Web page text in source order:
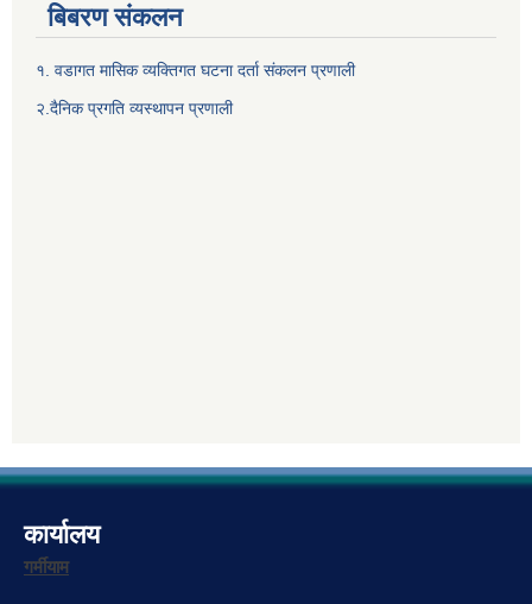
बिबरण संकलन
१. वडागत मासिक व्यक्तिगत घटना दर्ता संकलन प्रणाली
२.दैनिक प्रगति व्यस्थापन प्रणाली
कार्यालय
गर्मीयाम